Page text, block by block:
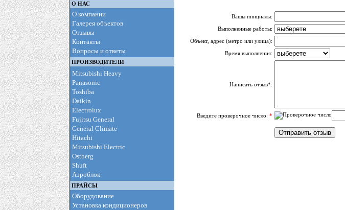
О НАС
О компании
Галерея объектов
Отзывы
Контакты
Вопросы и ответы
ПРОИЗВОДИТЕЛИ
Mitsubishi Heavy
Panasonic
Toshiba
Daikin
Electrolux
Fujitsu General
General Climate
Hitachi
Mitsubishi Electric
Ostberg
Shuft
Аэроблок
ПРАЙСЫ
Оборудование
Установка кондиционеров
Вашы инициалы:
Выполненные работы:
Объект, адрес (метро или улица):
Время выполнения:
Написать отзыв*:
Введите проверочное число: *